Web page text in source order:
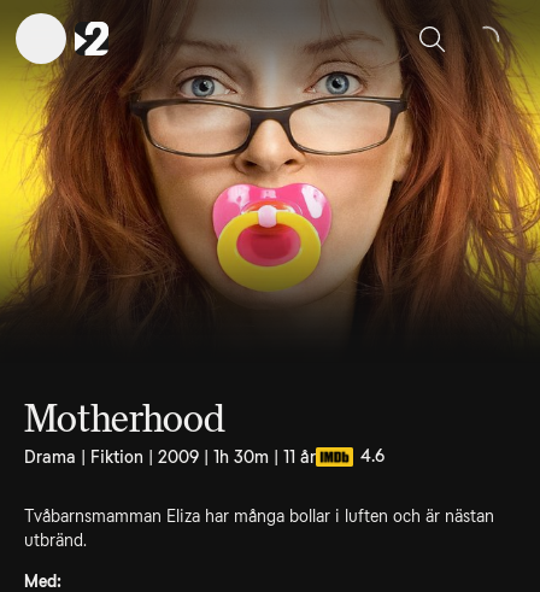
Sök
Motherhood
Drama | Fiktion | 2009 | 1h 30m | 11 år 4.6
Tvåbarnsmamman Eliza har många bollar i luften och är nästan
utbränd.
Med: